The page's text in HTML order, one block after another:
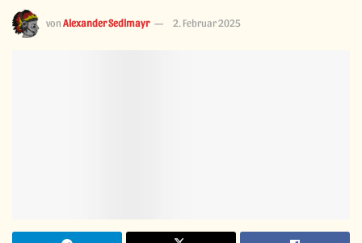
von Alexander Sedlmayr 2. Februar 2025